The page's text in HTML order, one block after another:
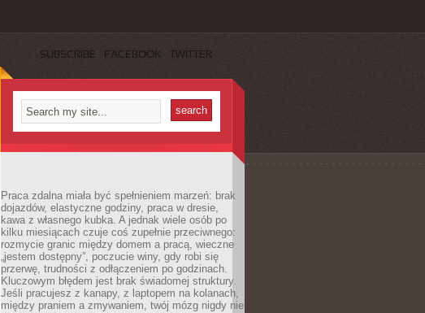
SUBSCRIBE FACEBOOK TWITTER
Praca zdalna miała być spełnieniem marzeń: brak
dojazdów, elastyczne godziny, praca w dresie,
kawa z własnego kubka. A jednak wiele osób po
kilku miesiącach czuje coś zupełnie przeciwnego:
rozmycie granic między domem a pracą, wieczne
„jestem dostępny”, poczucie winy, gdy robi się
przerwę, trudności z odłączeniem po godzinach.
Kluczowym błędem jest brak świadomej struktury.
Jeśli pracujesz z kanapy, z laptopem na kolanach,
między praniem a zmywaniem, twój mózg nigdy nie